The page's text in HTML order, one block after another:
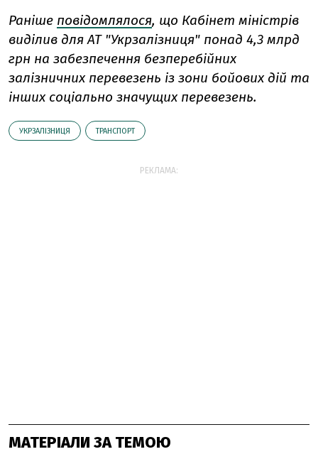
Раніше повідомлялося, що Кабінет міністрів
виділив для АТ "Укрзалізниця" понад 4,3 млрд
грн на забезпечення безперебійних
залізничних перевезень із зони бойових дій та
інших соціально значущих перевезень.
УКРЗАЛІЗНИЦЯ ТРАНСПОРТ
РЕКЛАМА:
МАТЕРІАЛИ ЗА ТЕМОЮ